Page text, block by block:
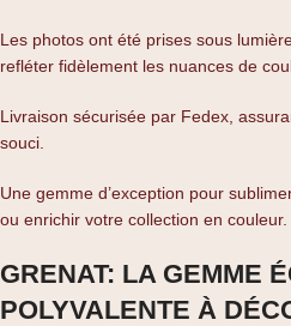
Les photos ont été prises sous
refléter fidèlement les nuances de
Livraison sécurisée par Fedex,
souci.
Une gemme d’exception pour
ou enrichir votre collection en couleur.
GRENAT: LA GEMME
POLYVALENTE À